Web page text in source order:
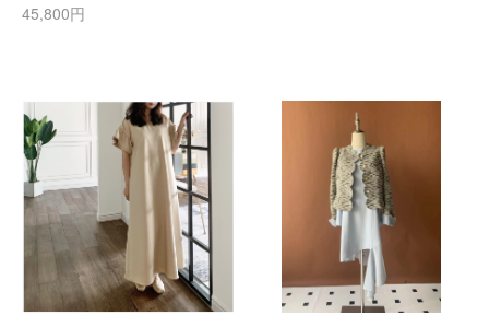
45,800円